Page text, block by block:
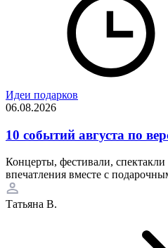
Идеи подарков
06.08.2026
10 событий августа по
Концерты, фестивали,
впечатления вместе с
Татьяна В.